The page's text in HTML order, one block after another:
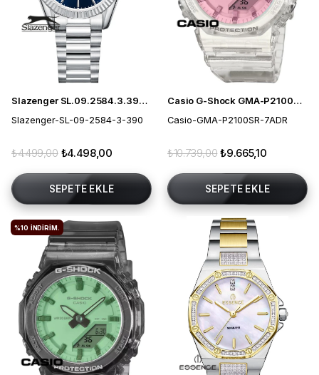
Slazenger SL.09.2584.3.390 Kadın Kol Saati
Slazenger-SL-09-2584-3-390
₺4.498,00
₺4.499,00
SEPETE EKLE
Casio G-Shock GMA-P2100SR-7ADR Kadın Kol Saati
Casio-GMA-P2100SR-7ADR
₺9.665,10
₺10.739,00
SEPETE EKLE
%10 İNDIRIM.